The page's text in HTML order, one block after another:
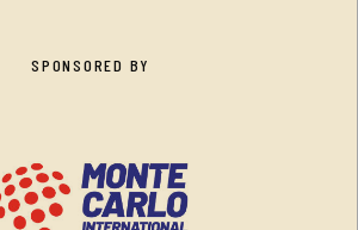
SPONSORED BY